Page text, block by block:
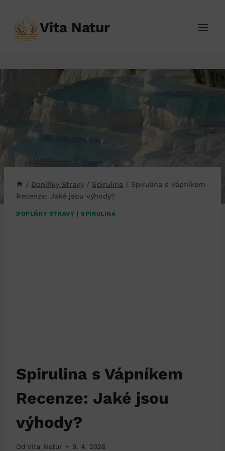
obsah
Vita Natur
/ Doplňky Stravy / Spirulina / Spirulina s Vápníkem
Recenze: Jaké jsou výhody?
DOPLŇKY STRAVY |SPIRULINA
Spirulina s Vápníkem
Recenze: Jaké jsou
výhody?
Od Vita Natur 9. 4. 2026